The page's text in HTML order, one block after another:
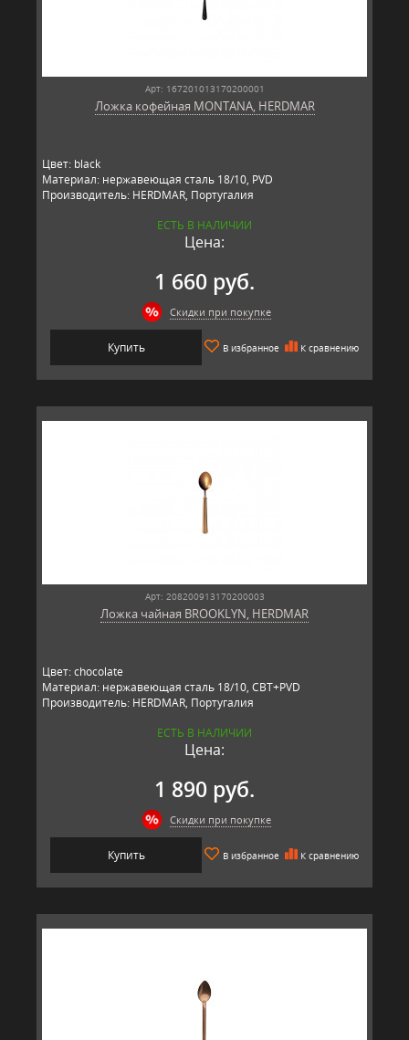
Арт: 167201013170200001
Ложка кофейная MONTANA, HERDMAR
Цвет: black
Материал: нержавеющая сталь 18/10, PVD
Производитель: HERDMAR, Португалия
ЕСТЬ В НАЛИЧИИ
Цена:
1 660 руб.
Скидки при покупке
Купить В избранное К сравнению
Арт: 208200913170200003
Ложка чайная BROOKLYN, HERDMAR
Цвет: chocolate
Материал: нержавеющая сталь 18/10, CBT+PVD
Производитель: HERDMAR, Португалия
ЕСТЬ В НАЛИЧИИ
Цена:
1 890 руб.
Скидки при покупке
Купить В избранное К сравнению